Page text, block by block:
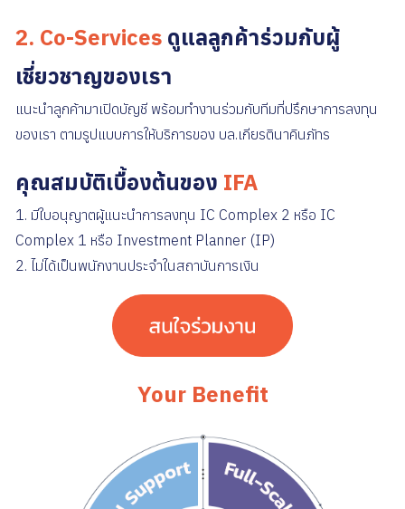
2. Co-Services ดูแลลูกค้าร่วมกับผู้
เชี่ยวชาญของเรา
แนะนำลูกค้ามาเปิดบัญชี พร้อมทำงานร่วมกับทีมที่ปรึกษาการลงทุน
ของเรา ตามรูปแบบการให้บริการของ บล.เกียรตินาคินภัทร
คุณสมบัติเบื้องต้นของ IFA
1. มีใบอนุญาตผู้แนะนำการลงทุน IC Complex 2 หรือ IC
Complex 1 หรือ Investment Planner (IP)
2. ไม่ได้เป็นพนักงานประจำในสถาบันการเงิน
Your Benefit